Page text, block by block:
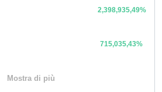
2,398,935,49%
715,035,43%
Mostra di più